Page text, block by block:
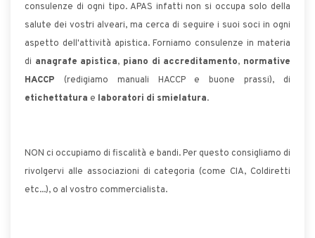
consulenze di ogni tipo. APAS infatti non si occupa solo della
salute dei vostri alveari, ma cerca di seguire i suoi soci in ogni
aspetto dell'attività apistica. Forniamo consulenze in materia
di anagrafe apistica, piano di accreditamento, normative
HACCP (redigiamo manuali HACCP e buone prassi), di
etichettatura e laboratori di smielatura.
NON ci occupiamo di fiscalità e bandi. Per questo consigliamo di
rivolgervi alle associazioni di categoria (come CIA, Coldiretti
etc...), o al vostro commercialista.